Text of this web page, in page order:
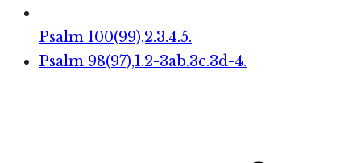
Psalm 100(99),2.3.4.5.
Psalm 98(97),1.2-3ab.3c.3d-4.